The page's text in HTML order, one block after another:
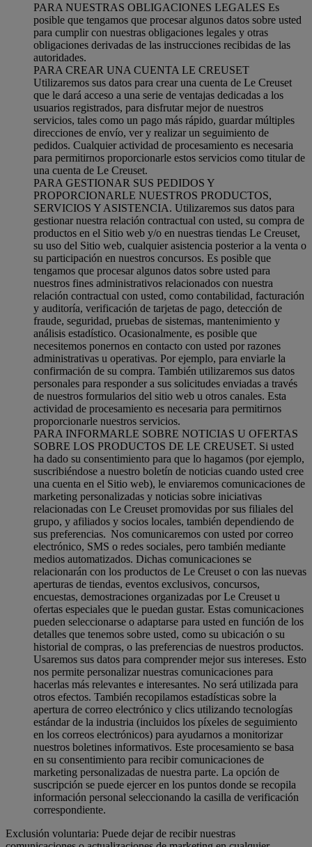
PARA NUESTRAS OBLIGACIONES LEGALES Es
posible que tengamos que procesar algunos datos sobre usted
para cumplir con nuestras obligaciones legales y otras
obligaciones derivadas de las instrucciones recibidas de las
autoridades.
PARA CREAR UNA CUENTA LE CREUSET
Utilizaremos sus datos para crear una cuenta de Le Creuset
que le dará acceso a una serie de ventajas dedicadas a los
usuarios registrados, para disfrutar mejor de nuestros
servicios, tales como un pago más rápido, guardar múltiples
direcciones de envío, ver y realizar un seguimiento de
pedidos. Cualquier actividad de procesamiento es necesaria
para permitirnos proporcionarle estos servicios como titular de
una cuenta de Le Creuset.
PARA GESTIONAR SUS PEDIDOS Y
PROPORCIONARLE NUESTROS PRODUCTOS,
SERVICIOS Y ASISTENCIA. Utilizaremos sus datos para
gestionar nuestra relación contractual con usted, su compra de
productos en el Sitio web y/o en nuestras tiendas Le Creuset,
su uso del Sitio web, cualquier asistencia posterior a la venta o
su participación en nuestros concursos. Es posible que
tengamos que procesar algunos datos sobre usted para
nuestros fines administrativos relacionados con nuestra
relación contractual con usted, como contabilidad, facturación
y auditoría, verificación de tarjetas de pago, detección de
fraude, seguridad, pruebas de sistemas, mantenimiento y
análisis estadístico. Ocasionalmente, es posible que
necesitemos ponernos en contacto con usted por razones
administrativas u operativas. Por ejemplo, para enviarle la
confirmación de su compra. También utilizaremos sus datos
personales para responder a sus solicitudes enviadas a través
de nuestros formularios del sitio web u otros canales. Esta
actividad de procesamiento es necesaria para permitirnos
proporcionarle nuestros servicios.
PARA INFORMARLE SOBRE NOTICIAS U OFERTAS
SOBRE LOS PRODUCTOS DE LE CREUSET. Si usted
ha dado su consentimiento para que lo hagamos (por ejemplo,
suscribiéndose a nuestro boletín de noticias cuando usted cree
una cuenta en el Sitio web), le enviaremos comunicaciones de
marketing personalizadas y noticias sobre iniciativas
relacionadas con Le Creuset promovidas por sus filiales del
grupo, y afiliados y socios locales, también dependiendo de
sus preferencias. Nos comunicaremos con usted por correo
electrónico, SMS o redes sociales, pero también mediante
medios automatizados. Dichas comunicaciones se
relacionarán con los productos de Le Creuset o con las nuevas
aperturas de tiendas, eventos exclusivos, concursos,
encuestas, demostraciones organizadas por Le Creuset u
ofertas especiales que le puedan gustar. Estas comunicaciones
pueden seleccionarse o adaptarse para usted en función de los
detalles que tenemos sobre usted, como su ubicación o su
historial de compras, o las preferencias de nuestros productos.
Usaremos sus datos para comprender mejor sus intereses. Esto
nos permite personalizar nuestras comunicaciones para
hacerlas más relevantes e interesantes. No será utilizada para
otros efectos. También recopilamos estadísticas sobre la
apertura de correo electrónico y clics utilizando tecnologías
estándar de la industria (incluidos los píxeles de seguimiento
en los correos electrónicos) para ayudarnos a monitorizar
nuestros boletines informativos. Este procesamiento se basa
en su consentimiento para recibir comunicaciones de
marketing personalizadas de nuestra parte. La opción de
suscripción se puede ejercer en los puntos donde se recopila
información personal seleccionando la casilla de verificación
correspondiente.
Exclusión voluntaria: Puede dejar de recibir nuestras